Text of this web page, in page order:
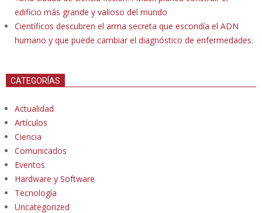
edificio más grande y valioso del mundo
Científicos descubren el arma secreta que escondía el ADN
humano y que puede cambiar el diagnóstico de enfermedades.
CATEGORÍAS
Actualidad
Artículos
Ciencia
Comunicados
Eventos
Hardware y Software
Tecnología
Uncategorized